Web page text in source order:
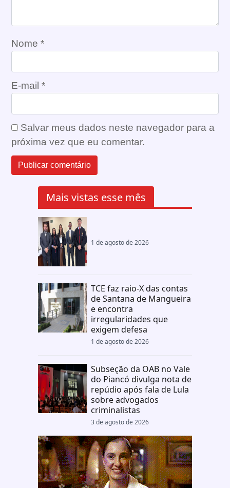
Nome *
E-mail *
Salvar meus dados neste navegador para a
próxima vez que eu comentar.
Mais vistas esse mês
1 de agosto de 2026
TCE faz raio-X das contas
de Santana de Mangueira
e encontra
irregularidades que
exigem defesa
1 de agosto de 2026
Subseção da OAB no Vale
do Piancó divulga nota de
repúdio após fala de Lula
sobre advogados
criminalistas
3 de agosto de 2026